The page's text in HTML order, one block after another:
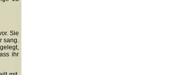
Sie
sang.
ihr